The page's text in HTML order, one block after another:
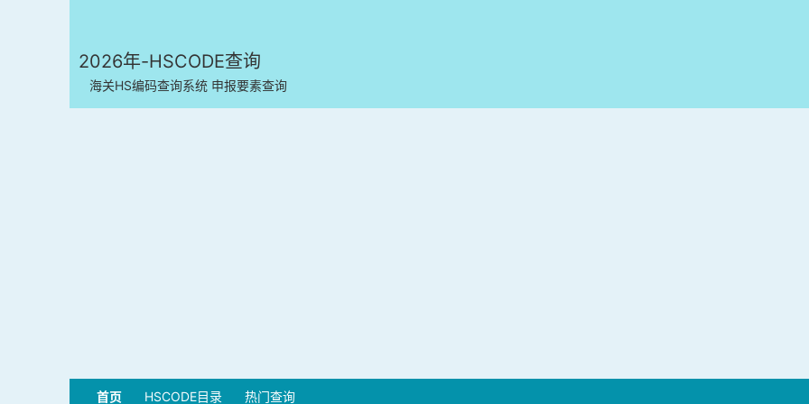
2026年-HSCODE查询
海关HS编码查询系统 申报要素查询
首页 HSCODE目录 热门查询